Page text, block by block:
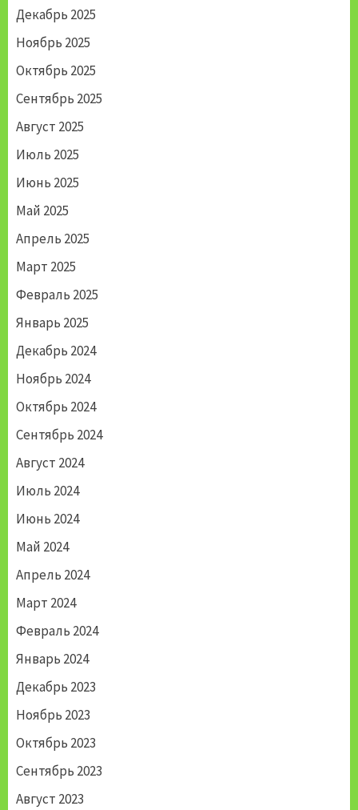
Декабрь 2025
Ноябрь 2025
Октябрь 2025
Сентябрь 2025
Август 2025
Июль 2025
Июнь 2025
Май 2025
Апрель 2025
Март 2025
Февраль 2025
Январь 2025
Декабрь 2024
Ноябрь 2024
Октябрь 2024
Сентябрь 2024
Август 2024
Июль 2024
Июнь 2024
Май 2024
Апрель 2024
Март 2024
Февраль 2024
Январь 2024
Декабрь 2023
Ноябрь 2023
Октябрь 2023
Сентябрь 2023
Август 2023